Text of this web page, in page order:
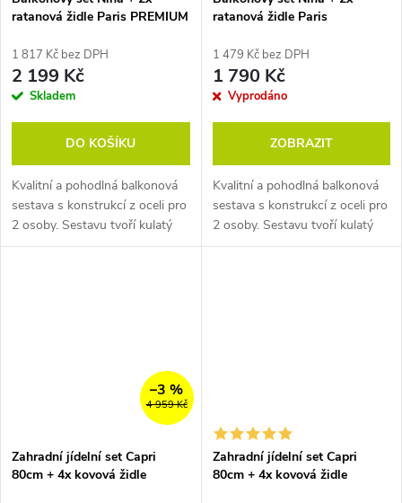
ratanová židle Paris PREMIUM
1 817 Kč bez DPH
2 199 Kč
Skladem
DO KOŠÍKU
Kvalitní a pohodlná balkonová
sestava s konstrukcí z oceli pro
2 osoby. Sestavu tvoří kulatý
stolek s deskou z artwoodu a
ratanová židle Paris
1 479 Kč bez DPH
1 790 Kč
Vyprodáno
ZOBRAZIT
Kvalitní a pohodlná balkonová
sestava s konstrukcí z oceli pro
2 osoby. Sestavu tvoří kulatý
stolek s deskou z artwoodu a
4 959 Kč
–3 %
Zahradní jídelní set Capri
80cm + 4x kovová židle
Zahradní jídelní set Capri
80cm + 4x kovová židle